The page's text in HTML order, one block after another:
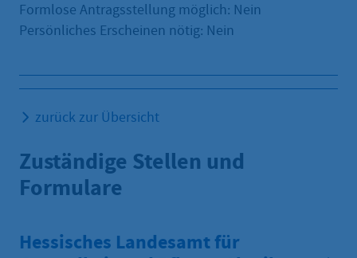
Formlose Antragsstellung möglich: Nein
Persönliches Erscheinen nötig: Nein
zurück zur Übersicht
Zuständige Stellen und
Formulare
Hessisches Landesamt für